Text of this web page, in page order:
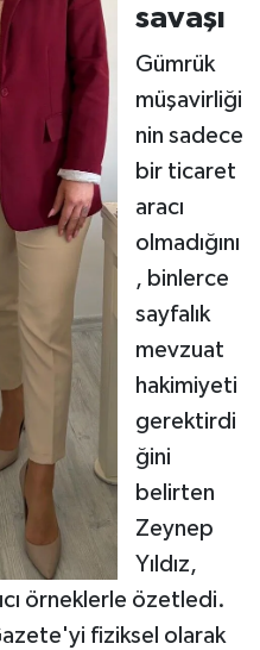
savaşı
Gümrük
müşavirliği
nin sadece
bir ticaret
aracı
olmadığını
, binlerce
sayfalık
mevzuat
hakimiyeti
gerektirdi
ğini
belirten
Zeynep
Yıldız,
örneklerle özetledi.
fiziksel olarak